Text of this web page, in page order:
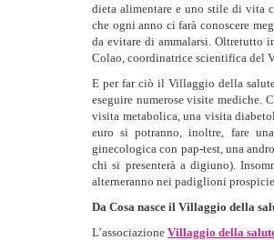
dieta alimentare e uno stile di vita
che ogni anno ci farà conoscere
da evitare di ammalarsi. Oltretutto
Colao, coordinatrice scientifica del
E per far ciò il Villaggio della
eseguire numerose visite mediche.
visita metabolica, una visita
euro si potranno, inoltre, fare
ginecologica con pap-test, una
chi si presenterà a digiuno).
alterneranno nei padiglioni
Da Cosa nasce il Villaggio della
L’associazione Villaggio della